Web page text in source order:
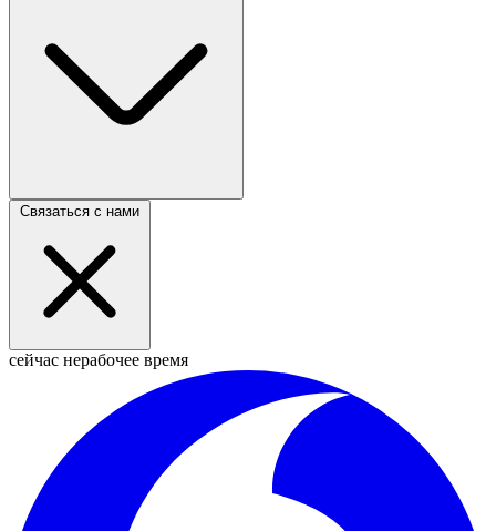
Связаться с нами
сейчас нерабочее время